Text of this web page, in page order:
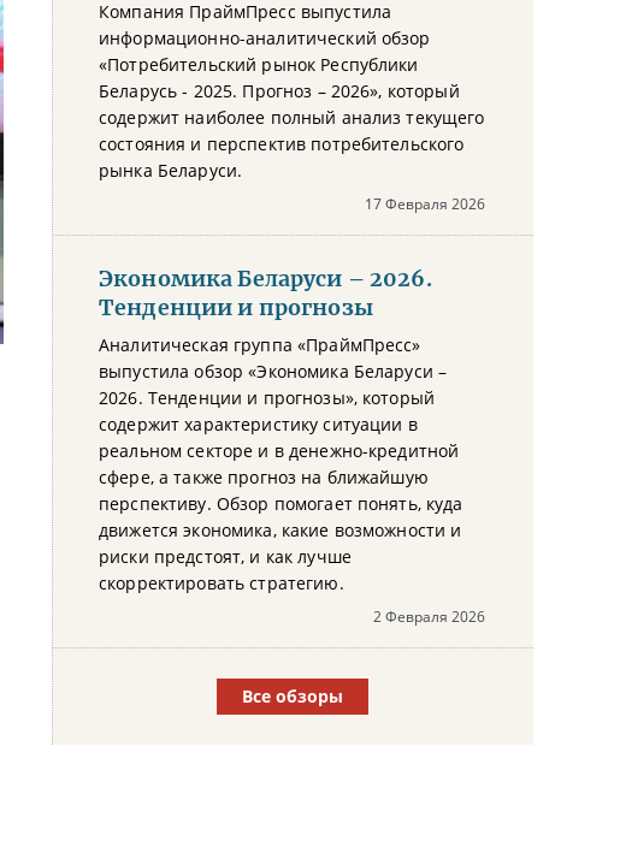
Компания ПраймПресс выпустила
информационно-аналитический обзор
«Потребительский рынок Республики
Беларусь - 2025. Прогноз – 2026», который
содержит наиболее полный анализ текущего
состояния и перспектив потребительского
рынка Беларуси.
17 Февраля 2026
Экономика Беларуси – 2026.
Тенденции и прогнозы
Аналитическая группа «ПраймПресс»
выпустила обзор «Экономика Беларуси –
2026. Тенденции и прогнозы», который
содержит характеристику ситуации в
реальном секторе и в денежно-кредитной
сфере, а также прогноз на ближайшую
перспективу. Обзор помогает понять, куда
движется экономика, какие возможности и
риски предстоят, и как лучше
скорректировать стратегию.
2 Февраля 2026
Все обзоры